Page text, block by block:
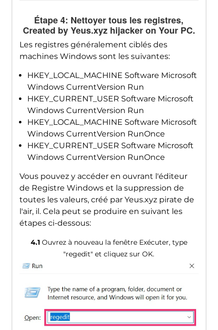
Étape 4: Nettoyer tous les registres,
Created by Yeus.xyz hijacker on Your PC.
Les registres généralement ciblés des
machines Windows sont les suivantes:
HKEY_LOCAL_MACHINE Software Microsoft
Windows CurrentVersion Run
HKEY_CURRENT_USER Software Microsoft
Windows CurrentVersion Run
HKEY_LOCAL_MACHINE Software Microsoft
Windows CurrentVersion RunOnce
HKEY_CURRENT_USER Software Microsoft
Windows CurrentVersion RunOnce
Vous pouvez y accéder en ouvrant l'éditeur
de Registre Windows et la suppression de
toutes les valeurs, créé par Yeus.xyz pirate de
l'air, il. Cela peut se produire en suivant les
étapes ci-dessous:
4.1Ouvrez à nouveau la fenêtre Exécuter, type
"regedit" et cliquez sur OK.